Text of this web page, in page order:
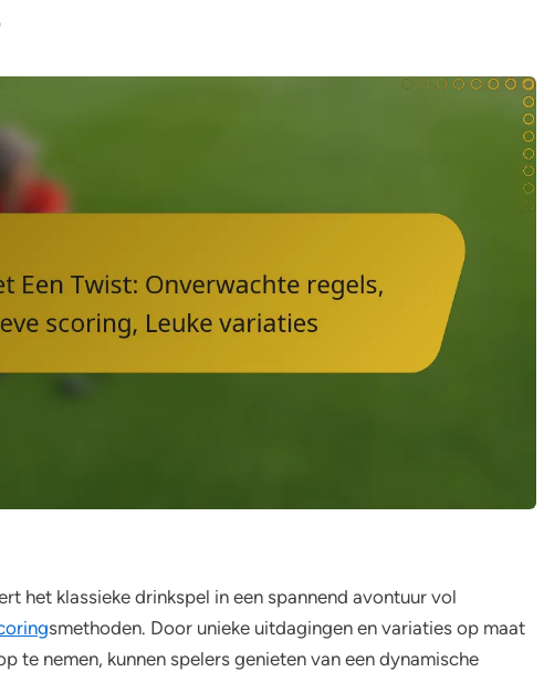
het klassieke drinkspel in een spannend avontuur vol
smethoden. Door unieke uitdagingen en variaties op maat
te nemen, kunnen spelers genieten van een dynamische